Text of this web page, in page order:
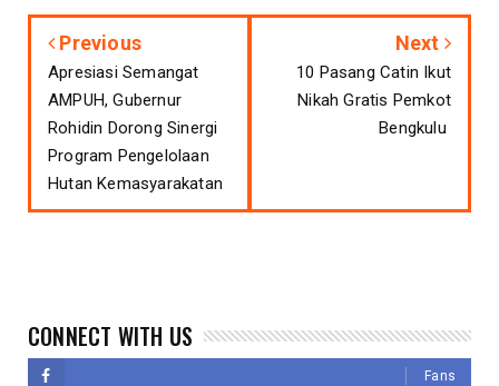
Previous
Apresiasi Semangat
AMPUH, Gubernur
Rohidin Dorong Sinergi
Program Pengelolaan
Hutan Kemasyarakatan
Next
10 Pasang Catin Ikut
Nikah Gratis Pemkot
Bengkulu
CONNECT WITH US
Fans